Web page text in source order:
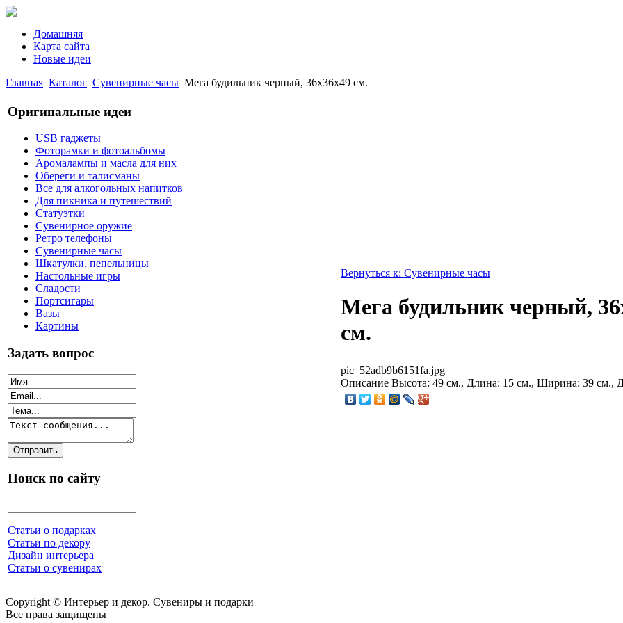
Домашняя
Карта сайта
Новые идеи
Главная Каталог Сувенирные часы Мега будильник черный, 36х36х49 см.
Оригинальные идеи
USB гаджеты
Фоторамки и фотоальбомы
Аромалампы и масла для них
Обереги и талисманы
Все для алкогольных напитков
Для пикника и путешествий
Статуэтки
Сувенирное оружие
Ретро телефоны
Сувенирные часы
Шкатулки, пепельницы
Настольные игры
Сладости
Портсигары
Вазы
Картины
Задать вопрос
Поиск по сайту
Статьи о подарках
Статьи по декору
Дизайн интерьера
Статьи о сувенирах
Вернуться к: Сувенирные часы
Мега будильник черный,
см.
pic_52adb9b6151fa.jpg
Описание Высота: 49 см., Длина: 15 см., Ширина: 39 см.,
Copyright © Интерьер и декор. Сувениры и подарки
Все права защищены